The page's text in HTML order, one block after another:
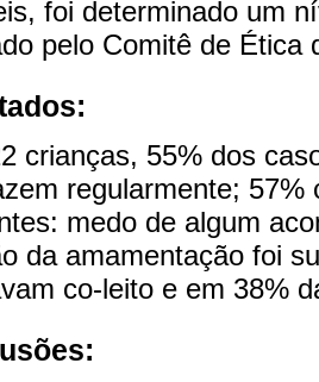
foi determinado um
pelo Comitê de Ética
crianças, 55% dos
regularmente;
medo de algum
da amamentação foi
co-leito e em 38%